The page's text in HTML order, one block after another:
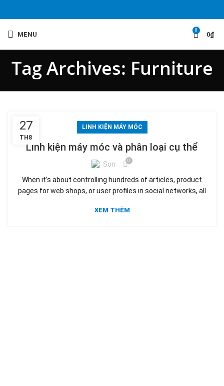
MENU
0
0₫
Tag Archives: Furniture
27
TH8
LINH KIỆN MÁY MÓC
Linh kiện máy móc và phân loại cụ thể
Son 0
When it’s about controlling hundreds of articles, product
pages for web shops, or user profiles in social networks, all
XEM THÊM